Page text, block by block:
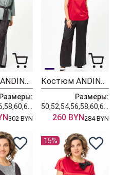
Костюм ANDINA CITY 9092-25
Размеры:
302 BYN
Костюм ANDINA CITY 9090-25
Размеры:
260 BYN284 BYN
15%